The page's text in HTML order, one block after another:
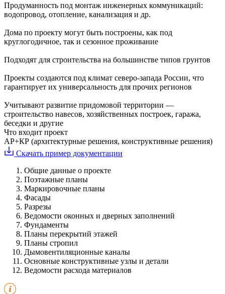
Продуманность под монтаж инженерных коммуникаций:
водопровод, отопление, канализация и др.
Дома по проекту могут быть построены, как под
круглогодичное, так и сезонное проживание
Подходят для строительства на большинстве типов грунтов
Проекты создаются под климат северо-запада России, что
гарантирует их универсальность для прочих регионов
Учитывают развитие придомовой территории —
строительство навесов, хозяйственных построек, гаража,
беседки и другие
Что входит проект
АР+КР (архитектурные решения, конструктивные решения)
Скачать пример документации
Общие данные о проекте
Поэтажные планы
Маркировочные планы
Фасады
Разрезы
Ведомости оконных и дверных заполнений
Фундаменты
Планы перекрытий этажей
Планы стропил
Дымовентиляционные каналы
Основные конструктивные узлы и детали
Ведомости расхода материалов